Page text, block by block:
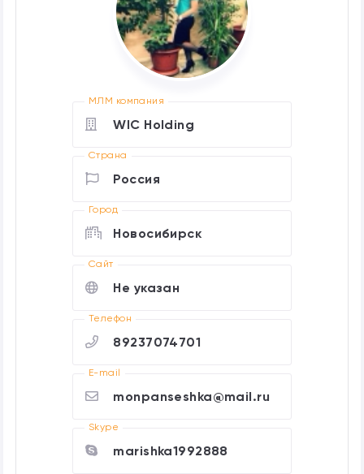
МЛМ компания
WIC Holding
Страна
Россия
Город
Новосибирск
Cайт
Не указан
Телефон
89237074701
E-mail
monpanseshka@mail.ru
Skype
marishka1992888